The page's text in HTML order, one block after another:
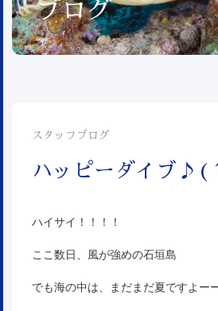
ブログ
スタッフブログ
ハッピーダイブ♪(
ハイサイ！！！！
ここ数日、風が強めの石垣島
でも海の中は、まだまだ夏ですよー